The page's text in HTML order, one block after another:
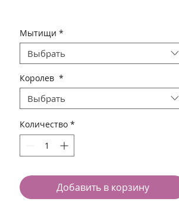
Мытищи *
Выбрать
Королев *
Выбрать
Количество *
Добавить в корзину